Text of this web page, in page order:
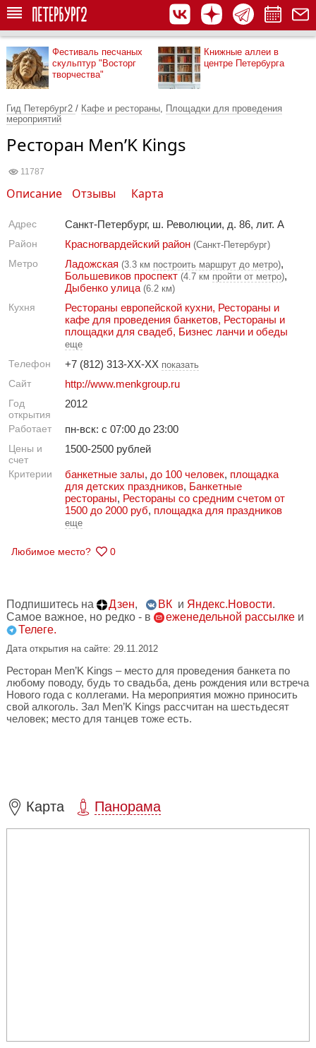
Фестиваль песчаных
скульптур "Восторг
творчества"
Книжные аллеи в
центре Петербурга
Гид Петербург2 / Кафе и рестораны, Площадки для проведения
мероприятий
Ресторан Men’K Kings
11787
Описание Отзывы Карта
Адрес Санкт-Петербург, ш. Революции, д. 86, лит. А
Район Красногвардейский район (Санкт-Петербург)
Метро Ладожская (3.3 км построить маршрут до метро),
Большевиков проспект (4.7 км пройти от метро),
Дыбенко улица (6.2 км)
Кухня Рестораны европейской кухни, Рестораны и
кафе для проведения банкетов, Рестораны и
площадки для свадеб, Бизнес ланчи и обеды
еще
Телефон +7 (812) 313-XX-XX показать
Сайт http://www.menkgroup.ru
Год
открытия
2012
Работает пн-вск: с 07:00 до 23:00
Цены и
счет
1500-2500 рублей
Критерии банкетные залы, до 100 человек, площадка
для детских праздников, Банкетные
рестораны, Рестораны со средним счетом от
1500 до 2000 руб, площадка для праздников
еще
Любимое место? 0
Подпишитесь на Дзен, ВК и Яндекс.Новости.
Самое важное, но редко - в
еженедельной рассылке и
Телеге.
Дата открытия на сайте: 29.11.2012
Ресторан Men’K Kings – место для проведения банкета по
любому поводу, будь то свадьба, день рождения или встреча
Нового года с коллегами. На мероприятия можно приносить
свой алкоголь. Зал Men’K Kings рассчитан на шестьдесят
человек; место для танцев тоже есть.
Карта Панорама